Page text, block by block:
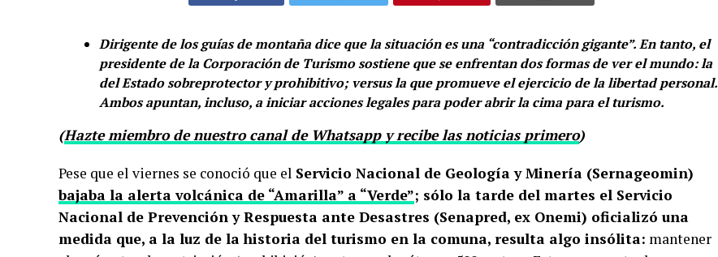
Dirigente de los guías de montaña dice que la situación es una “contradicción gigante”. En tanto, el
presidente de la Corporación de Turismo sostiene que se enfrentan dos formas de ver el mundo: la
del Estado sobreprotector y prohibitivo; versus la que promueve el ejercicio de la libertad personal.
Ambos apuntan, incluso, a iniciar acciones legales para poder abrir la cima para el turismo.
(Hazte miembro de nuestro canal de Whatsapp y recibe las noticias primero)
Pese que el viernes se conoció que el Servicio Nacional de Geología y Minería (Sernageomin)
bajaba la alerta volcánica de “Amarilla” a “Verde”; sólo la tarde del martes el Servicio
Nacional de Prevención y Respuesta ante Desastres (Senapred, ex Onemi) oficializó una
medida que, a la luz de la historia del turismo en la comuna, resulta algo insólita: mantener